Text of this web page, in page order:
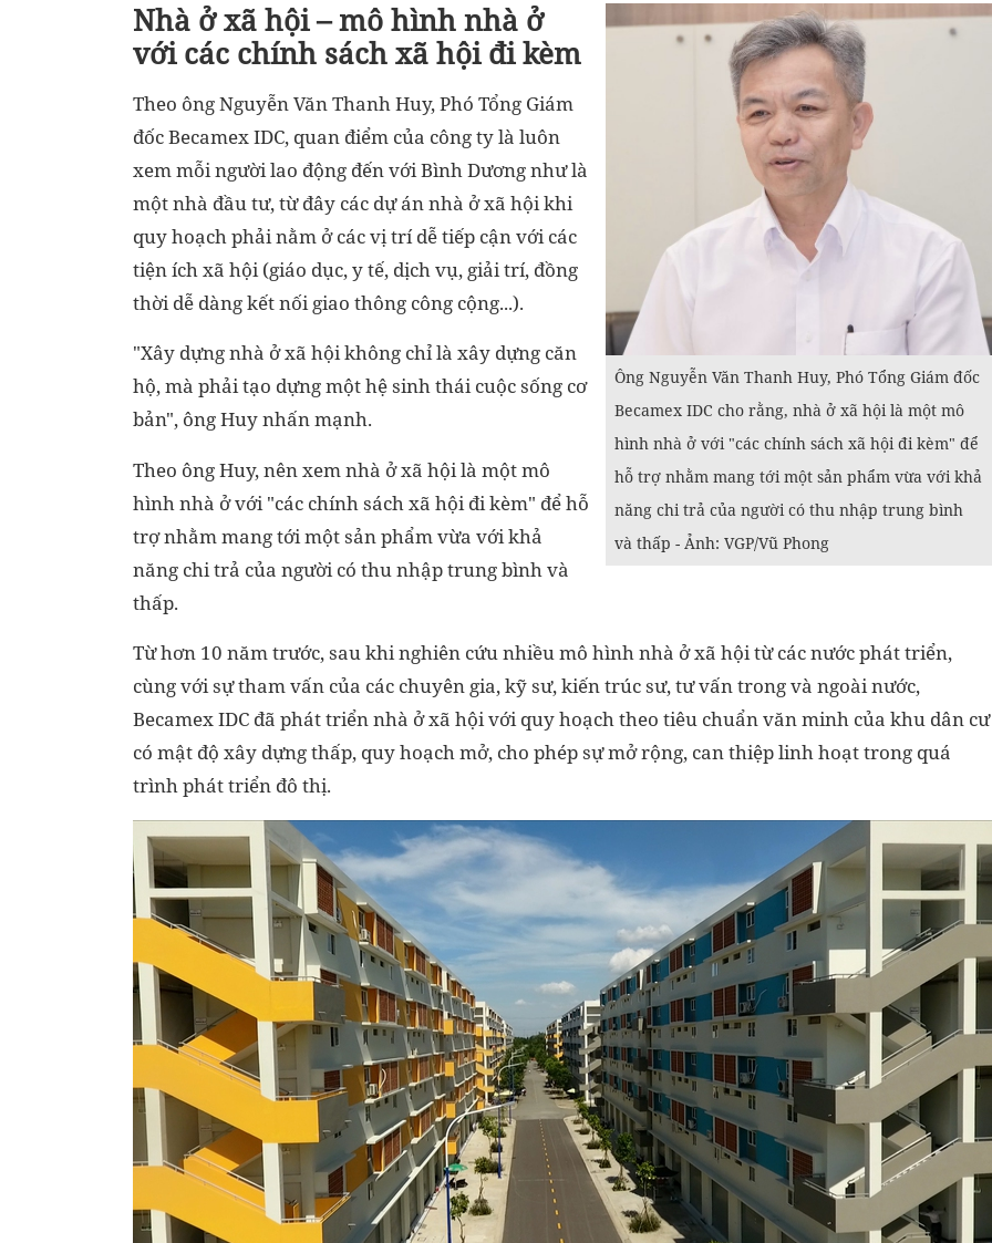
Ông Nguyễn Văn Thanh Huy, Phó Tổng Giám đốc
Becamex IDC cho rằng, nhà ở xã hội là một mô
hình nhà ở với "các chính sách xã hội đi kèm" để
hỗ trợ nhằm mang tới một sản phẩm vừa với khả
năng chi trả của người có thu nhập trung bình
và thấp - Ảnh: VGP/Vũ Phong
Nhà ở xã hội – mô hình nhà ở
với các chính sách xã hội đi kèm
Theo ông Nguyễn Văn Thanh Huy, Phó Tổng Giám
đốc Becamex IDC, quan điểm của công ty là luôn
xem mỗi người lao động đến với Bình Dương như là
một nhà đầu tư, từ đây các dự án nhà ở xã hội khi
quy hoạch phải nằm ở các vị trí dễ tiếp cận với các
tiện ích xã hội (giáo dục, y tế, dịch vụ, giải trí, đồng
thời dễ dàng kết nối giao thông công cộng...).
"Xây dựng nhà ở xã hội không chỉ là xây dựng căn
hộ, mà phải tạo dựng một hệ sinh thái cuộc sống cơ
bản", ông Huy nhấn mạnh.
Theo ông Huy, nên xem nhà ở xã hội là một mô
hình nhà ở với "các chính sách xã hội đi kèm" để hỗ
trợ nhằm mang tới một sản phẩm vừa với khả
năng chi trả của người có thu nhập trung bình và
thấp.
Từ hơn 10 năm trước, sau khi nghiên cứu nhiều mô hình nhà ở xã hội từ các nước phát triển,
cùng với sự tham vấn của các chuyên gia, kỹ sư, kiến trúc sư, tư vấn trong và ngoài nước,
Becamex IDC đã phát triển nhà ở xã hội với quy hoạch theo tiêu chuẩn văn minh của khu dân cư
có mật độ xây dựng thấp, quy hoạch mở, cho phép sự mở rộng, can thiệp linh hoạt trong quá
trình phát triển đô thị.